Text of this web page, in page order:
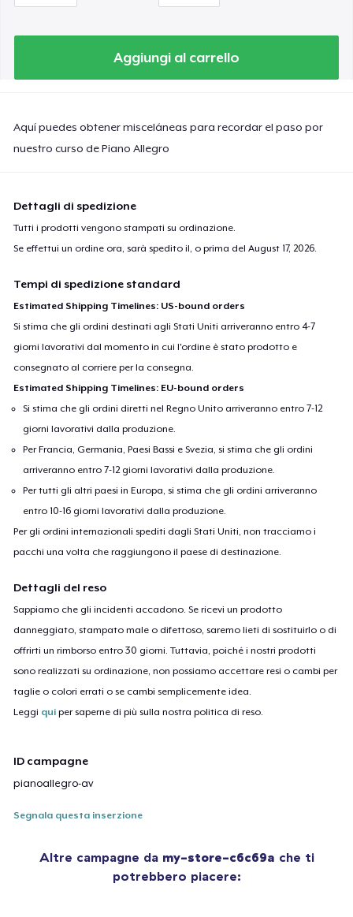
Aggiungi al carrello
Aquí puedes obtener misceláneas para recordar el paso por
nuestro curso de Piano Allegro
Dettagli di spedizione
Tutti i prodotti vengono stampati su ordinazione.
Se effettui un ordine ora, sarà spedito il, o prima delAugust 17, 2026.
Tempi di spedizione standard
Estimated Shipping Timelines: US-bound orders
Si stima che gli ordini destinati agli Stati Uniti arriveranno entro 4-7
giorni lavorativi dal momento in cui l'ordine è stato prodotto e
consegnato al corriere per la consegna.
Estimated Shipping Timelines: EU-bound orders
Si stima che gli ordini diretti nel Regno Unito arriveranno entro 7-12
giorni lavorativi dalla produzione.
Per Francia, Germania, Paesi Bassi e Svezia, si stima che gli ordini
arriveranno entro 7-12 giorni lavorativi dalla produzione.
Per tutti gli altri paesi in Europa, si stima che gli ordini arriveranno
entro 10-16 giorni lavorativi dalla produzione.
Per gli ordini internazionali spediti dagli Stati Uniti, non tracciamo i
pacchi una volta che raggiungono il paese di destinazione.
Dettagli del reso
Sappiamo che gli incidenti accadono. Se ricevi un prodotto
danneggiato, stampato male o difettoso, saremo lieti di sostituirlo o di
offrirti un rimborso entro 30 giorni. Tuttavia, poiché i nostri prodotti
sono realizzati su ordinazione, non possiamo accettare resi o cambi per
taglie o colori errati o se cambi semplicemente idea.
Leggi qui per saperne di più sulla nostra politica di reso.
ID campagne
pianoallegro-av
Segnala questa inserzione
Altre campagne da my-store-c6c69a che ti
potrebbero piacere: